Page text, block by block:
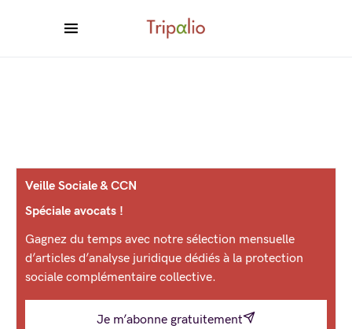
Veille Sociale & CCN
Spéciale avocats !
Gagnez du temps avec notre sélection mensuelle
d’articles d’analyse juridique dédiés à la protection
sociale complémentaire collective.
Je m’abonne gratuitement